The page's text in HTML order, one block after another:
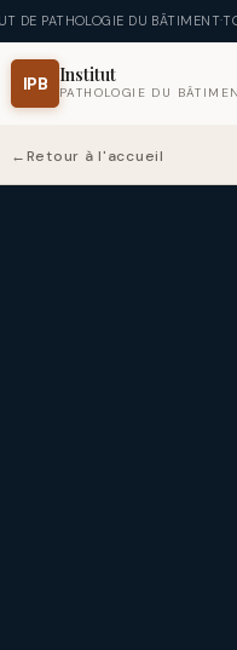
principal
DE PATHOLOGIE DU BÂTIMENT·
IPB Institut
PATHOLOGIE DU
←Retour à l'accueil